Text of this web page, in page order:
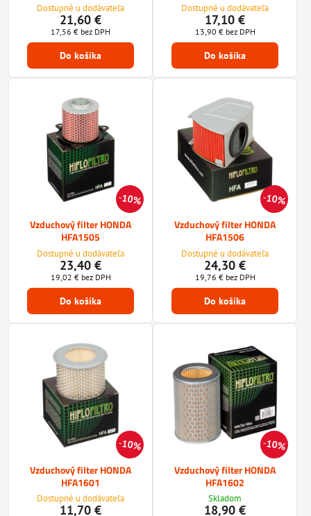
Dostupné u dodávateľa
21,60 €
17,56 € bez DPH
Do košíka
Dostupné u dodávateľa
17,10 €
13,90 € bez DPH
Do košíka
10%
Vzduchový filter HONDA
HFA1505
Dostupné u dodávateľa
23,40 €
19,02 € bez DPH
Do košíka
10%
Vzduchový filter HONDA
HFA1506
Dostupné u dodávateľa
24,30 €
19,76 € bez DPH
Do košíka
10%
Vzduchový filter HONDA
HFA1601
Dostupné u dodávateľa
11,70 €
10%
Vzduchový filter HONDA
HFA1602
Skladom
18,90 €